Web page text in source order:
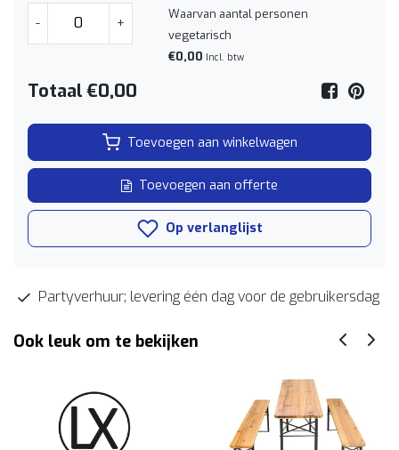
- +
Waarvan aantal personen
vegetarisch
€0,00 Incl. btw
Totaal€0,00
Toevoegen aan winkelwagen
Toevoegen aan offerte
Op verlanglijst
Partyverhuur; levering één dag voor de gebruikersdag
Ook leuk om te bekijken